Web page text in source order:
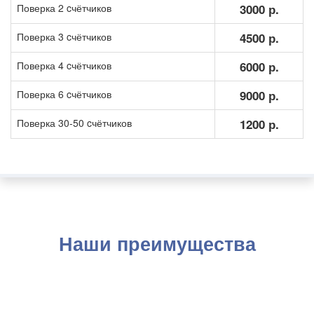
Поверка 2 cчётчиков 3000 р.
Поверка 3 cчётчиков 4500 р.
Поверка 4 cчётчиков 6000 р.
Поверка 6 cчётчиков 9000 р.
Поверка 30-50 cчётчиков 1200 р.
Наши преимущества